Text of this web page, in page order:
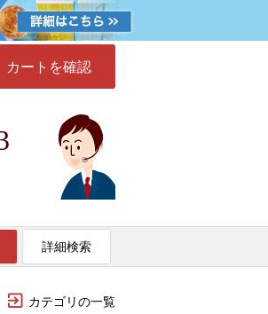
カートを確認
詳細検索
カテゴリの一覧